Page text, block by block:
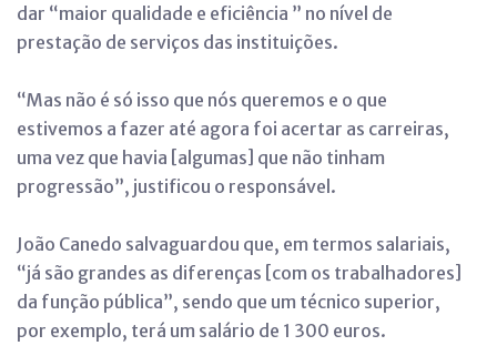
dar “maior qualidade e eficiência ” no nível de
prestação de serviços das instituições.
“Mas não é só isso que nós queremos e o que
estivemos a fazer até agora foi acertar as carreiras,
uma vez que havia [algumas] que não tinham
progressão”, justificou o responsável.
João Canedo salvaguardou que, em termos salariais,
“já são grandes as diferenças [com os trabalhadores]
da função pública”, sendo que um técnico superior,
por exemplo, terá um salário de 1 300 euros.